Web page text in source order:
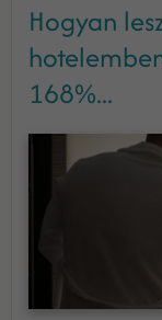
Hogyan
168%...